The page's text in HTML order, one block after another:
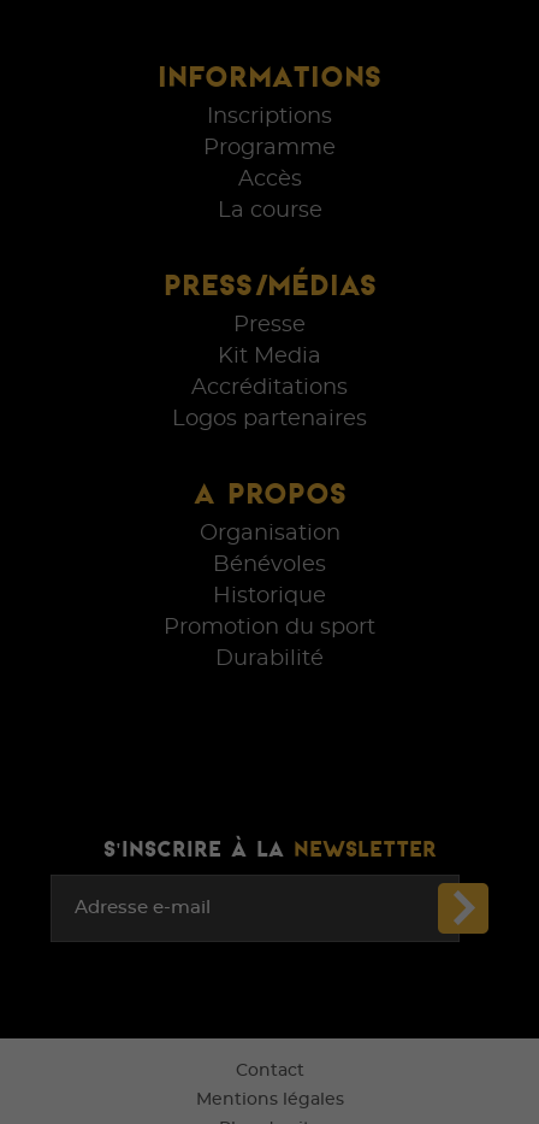
INFORMATIONS
Inscriptions
Programme
Accès
La course
PRESS/MÉDIAS
Presse
Kit Media
Accréditations
Logos partenaires
A PROPOS
Organisation
Bénévoles
Historique
Promotion du sport
Durabilité
S'INSCRIRE À LA NEWSLETTER
Adresse e-mail
Contact
Mentions légales